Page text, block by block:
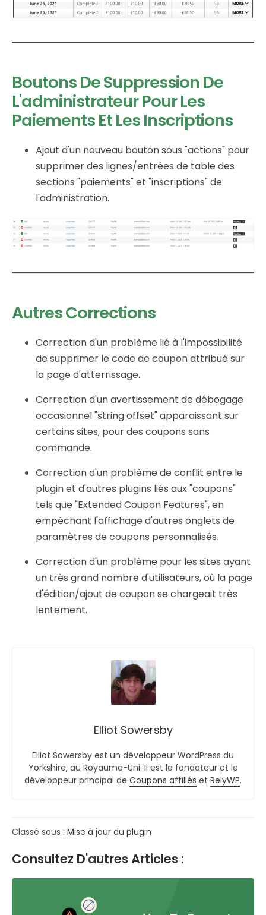
Boutons De Suppression De
L'administrateur Pour Les
Paiements Et Les Inscriptions
Ajout d'un nouveau bouton sous "actions" pour
supprimer des lignes/entrées de table des
sections "paiements" et "inscriptions" de
l'administration.
Autres Corrections
Correction d'un problème lié à l'impossibilité
de supprimer le code de coupon attribué sur
la page d'atterrissage.
Correction d'un avertissement de débogage
occasionnel "string offset" apparaissant sur
certains sites, pour des coupons sans
commande.
Correction d'un problème de conflit entre le
plugin et d'autres plugins liés aux "coupons"
tels que "Extended Coupon Features", en
empêchant l'affichage d'autres onglets de
paramètres de coupons personnalisés.
Correction d'un problème pour les sites ayant
un très grand nombre d'utilisateurs, où la page
d'édition/ajout de coupon se chargeait très
lentement.
Elliot Sowersby
Elliot Sowersby est un développeur WordPress du
Yorkshire, au Royaume-Uni. Il est le fondateur et le
développeur principal de Coupons affiliés et RelyWP.
Classé sous : Mise à jour du plugin
Consultez D'autres Articles :